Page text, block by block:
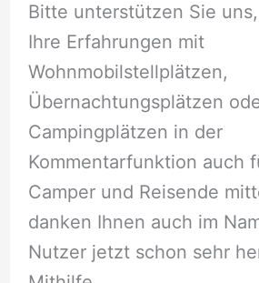
Bitte unterstützen Sie
Ihre Erfahrungen mit
Wohnmobilstellplätzen,
Übernachtungsplätzen
Campingplätzen in der
Kommentarfunktion auch
Camper und Reisende
danken Ihnen auch im
Nutzer jetzt schon sehr